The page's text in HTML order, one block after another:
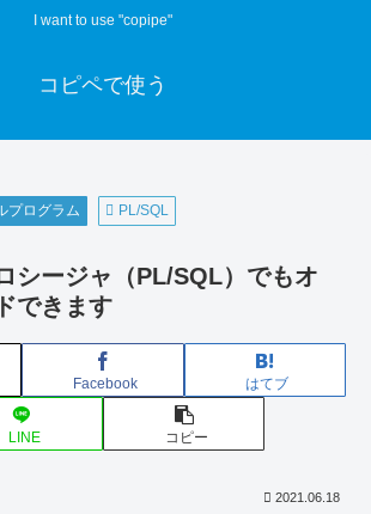
I want to use "copipe"
コピペで使う
プログラム PL/SQL
シージャ（PL/SQL）でもオ
できます
Facebook はてブ
LINE コピー
2021.06.18